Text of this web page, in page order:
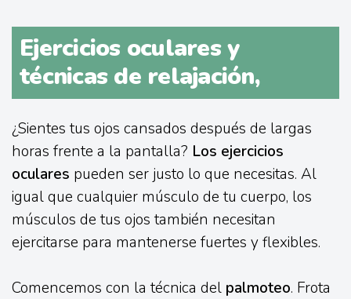
Ejercicios oculares y
técnicas de relajación,
¿Sientes tus ojos cansados después de largas
horas frente a la pantalla? Los ejercicios
oculares pueden ser justo lo que necesitas. Al
igual que cualquier músculo de tu cuerpo, los
músculos de tus ojos también necesitan
ejercitarse para mantenerse fuertes y flexibles.
Comencemos con la técnica del palmoteo. Frota